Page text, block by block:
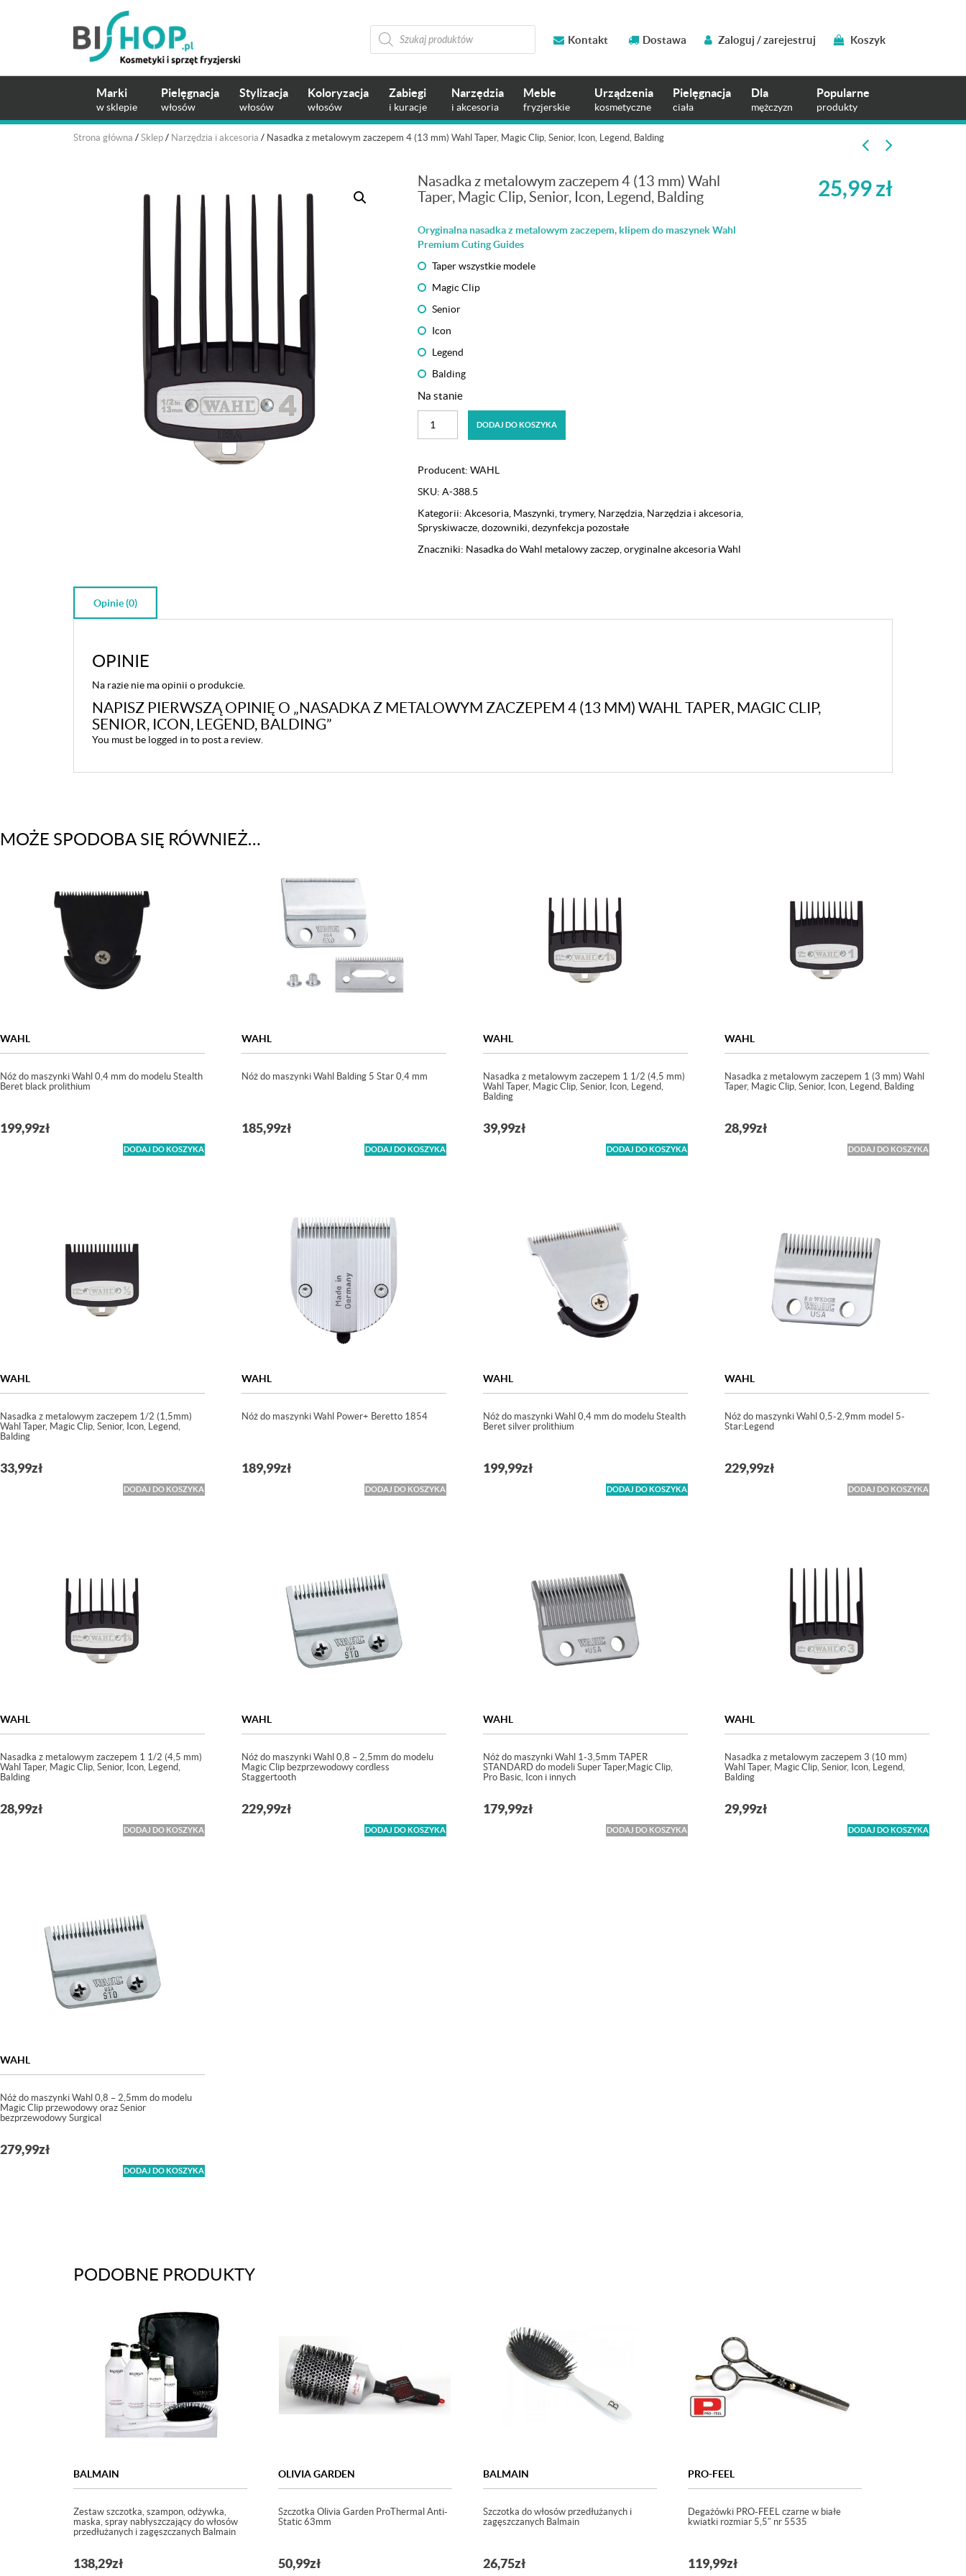
Wyszukiwarka
produktów
Kontakt Dostawa Zaloguj / zarejestruj Koszyk
Marki
w sklepie
Pielęgnacja
włosów
Stylizacja
włosów
Koloryzacja
włosów
Zabiegi
i kuracje
Narzędzia
i akcesoria
Meble
fryzjerskie
Urządzenia
kosmetyczne
Pielęgnacja
ciała
Dla
mężczyzn
Popularne
produkty
Strona główna / Sklep / Narzędzia i akcesoria / Nasadka z metalowym zaczepem 4 (13 mm) Wahl Taper, Magic Clip, Senior, Icon, Legend, Balding
Nasadka z metalowym zaczepem 4 (13 mm) Wahl
Taper, Magic Clip, Senior, Icon, Legend, Balding
Oryginalna nasadka z metalowym zaczepem, klipem do maszynek Wahl
Premium Cuting Guides
Taper wszystkie modele
Magic Clip
Senior
Icon
Legend
Balding
Na stanie
metalowym
4
(13
mm)
Wahl
Icon,
DODAJ DO KOSZYKA
Producent: WAHL
SKU: A-388.5
Kategorii: Akcesoria, Maszynki, trymery, Narzędzia, Narzędzia i akcesoria,
Spryskiwacze, dozowniki, dezynfekcja pozostałe
Znaczniki: Nasadka do Wahl metalowy zaczep, oryginalne akcesoria Wahl
25,99zł
Opinie (0)
OPINIE
Na razie nie ma opinii o produkcie.
NAPISZ PIERWSZĄ OPINIĘ O „NASADKA Z METALOWYM ZACZEPEM 4 (13 MM) WAHL TAPER, MAGIC CLIP,
SENIOR, ICON, LEGEND, BALDING”
You must be logged in to post a review.
MOŻE SPODOBA SIĘ RÓWNIEŻ…
WAHL
Nóż do maszynki Wahl 0,4 mm do modelu Stealth
Beret black prolithium
199,99zł
DODAJ DO KOSZYKA
WAHL
Nóż do maszynki Wahl Balding 5 Star 0,4 mm
185,99zł
DODAJ DO KOSZYKA
WAHL
Nasadka z metalowym zaczepem 1 1/2 (4,5 mm)
Wahl Taper, Magic Clip, Senior, Icon, Legend,
Balding
39,99zł
DODAJ DO KOSZYKA
WAHL
Nasadka z metalowym zaczepem 1 (3 mm) Wahl
Taper, Magic Clip, Senior, Icon, Legend, Balding
28,99zł
DODAJ DO KOSZYKA
WAHL
Nasadka z metalowym zaczepem 1/2 (1,5mm)
Wahl Taper, Magic Clip, Senior, Icon, Legend,
Balding
33,99zł
DODAJ DO KOSZYKA
WAHL
Nóż do maszynki Wahl Power+ Beretto 1854
189,99zł
DODAJ DO KOSZYKA
WAHL
Nóż do maszynki Wahl 0,4 mm do modelu Stealth
Beret silver prolithium
199,99zł
DODAJ DO KOSZYKA
WAHL
Nóż do maszynki Wahl 0,5-2,9mm model 5-
Star:Legend
229,99zł
DODAJ DO KOSZYKA
WAHL
Nasadka z metalowym zaczepem 1 1/2 (4,5 mm)
Wahl Taper, Magic Clip, Senior, Icon, Legend,
Balding
28,99zł
DODAJ DO KOSZYKA
WAHL
Nóż do maszynki Wahl 0,8 – 2,5mm do modelu
Magic Clip bezprzewodowy cordless
Staggertooth
229,99zł
DODAJ DO KOSZYKA
WAHL
Nóż do maszynki Wahl 1-3,5mm TAPER
STANDARD do modeli Super Taper,Magic Clip,
Pro Basic, Icon i innych
179,99zł
DODAJ DO KOSZYKA
WAHL
Nasadka z metalowym zaczepem 3 (10 mm)
Wahl Taper, Magic Clip, Senior, Icon, Legend,
Balding
29,99zł
DODAJ DO KOSZYKA
WAHL
Nóż do maszynki Wahl 0,8 – 2,5mm do modelu
Magic Clip przewodowy oraz Senior
bezprzewodowy Surgical
279,99zł
DODAJ DO KOSZYKA
PODOBNE PRODUKTY
BALMAIN
Zestaw szczotka, szampon, odżywka,
maska, spray nabłyszczający do włosów
przedłużanych i zagęszczanych Balmain
138,29zł
OLIVIA GARDEN
Szczotka Olivia Garden ProThermal Anti-
Static 63mm
50,99zł
BALMAIN
Szczotka do włosów przedłużanych i
zagęszczanych Balmain
26,75zł
PRO-FEEL
Degażówki PRO-FEEL czarne w białe
kwiatki rozmiar 5,5″ nr 5535
119,99zł